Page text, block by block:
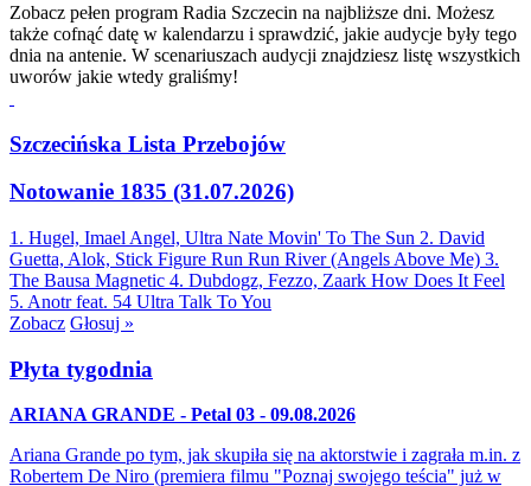
Zobacz pełen program Radia Szczecin na najbliższe dni. Możesz
także cofnąć datę w kalendarzu i sprawdzić, jakie audycje były tego
dnia na antenie. W scenariuszach audycji znajdziesz listę wszystkich
uworów jakie wtedy graliśmy!
Szczecińska Lista Przebojów
Notowanie 1835 (31.07.2026)
1. Hugel, Imael Angel, Ultra Nate Movin' To The Sun 2. David
Guetta, Alok, Stick Figure Run Run River (Angels Above Me) 3.
The Bausa Magnetic 4. Dubdogz, Fezzo, Zaark How Does It Feel
5. Anotr feat. 54 Ultra Talk To You
Zobacz Głosuj »
Płyta tygodnia
ARIANA GRANDE - Petal 03 - 09.08.2026
Ariana Grande po tym, jak skupiła się na aktorstwie i zagrała m.in. z
Robertem De Niro (premiera filmu "Poznaj swojego teścia" już w